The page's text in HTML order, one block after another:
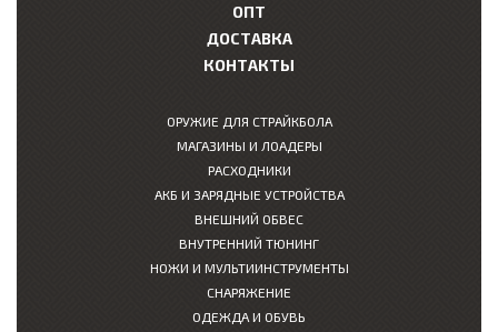
ОПТ
ДОСТАВКА
КОНТАКТЫ
ОРУЖИЕ ДЛЯ СТРАЙКБОЛА
МАГАЗИНЫ И ЛОАДЕРЫ
РАСХОДНИКИ
АКБ И ЗАРЯДНЫЕ УСТРОЙСТВА
ВНЕШНИЙ ОБВЕС
ВНУТРЕННИЙ ТЮНИНГ
НОЖИ И МУЛЬТИИНСТРУМЕНТЫ
СНАРЯЖЕНИЕ
ОДЕЖДА И ОБУВЬ